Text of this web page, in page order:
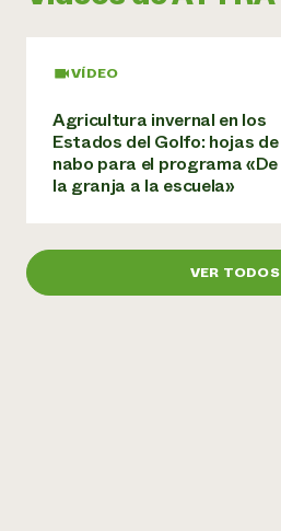
VÍDEO
Agricultura invernal en los
Estados del Golfo: hojas de
nabo para el programa «De
la granja a la escuela»
VER TODOS